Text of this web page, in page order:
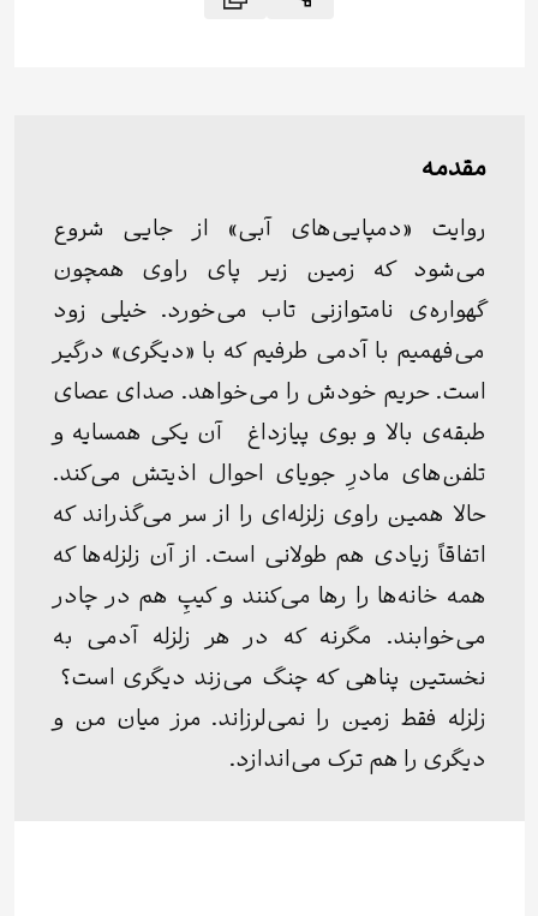
مقدمه
روایت «دمپایی‌های آبی» از جایی شروع
می‌شود که زمین زیر پای راوی همچون
گهواره‌ی نامتوازنی تاب می‌خورد. خیلی زود
می‌فهمیم با آدمی طرفیم که با «دیگری» درگیر
است. حریم خودش را می‌خواهد. صدای عصای
طبقه‌ی بالا و بوی پیازداغ
آن یکی همسایه و
تلفن‌های مادرِ جویای احوال اذیتش می‌کند.
حالا همین راوی زلزله‌ای را از سر می‌گذراند که
اتفاقاً زیادی هم طولانی است. از آن زلزله‌ها که
همه خانه‌ها را رها می‌کنند و کیپ‌ِ هم در چادر
می‌خوابند. مگرنه که در هر زلزله آدمی به
نخستین پناهی که چنگ می‌زند دیگری است؟
زلزله فقط زمین را نمی‌لرزاند. مرز میان من و
دیگری را هم ترک می‌اندازد.